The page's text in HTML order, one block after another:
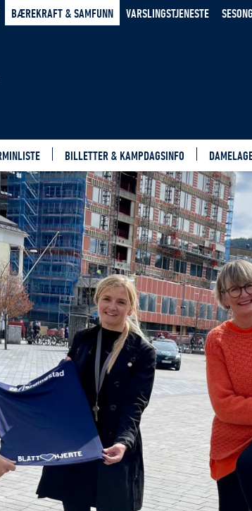
BÆREKRAFT & SAMFUNN VARSLINGSTJENESTE
BILLETTER & KAMPDAGSINFO